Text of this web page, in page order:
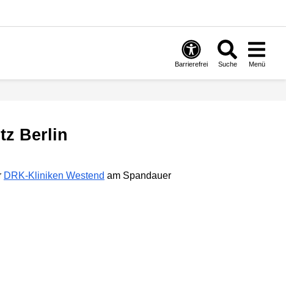
Barrierefrei Suche Menü
Berlin
DRK-Kliniken Westend am Spandauer